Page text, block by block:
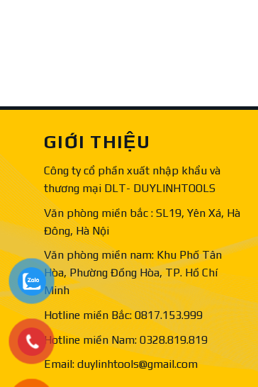
GIỚI THIỆU
Công ty cổ phần xuất nhập khẩu và
thương mại DLT- DUYLINHTOOLS
Văn phòng miền bắc : SL19, Yên Xá, Hà
Đông, Hà Nội
Văn phòng miền nam: Khu Phố Tân
Hòa, Phường Đồng Hòa, TP. Hồ Chí
Minh
Hotline miền Bắc: 0817.153.999
Hotline miền Nam: 0328.819.819
Email: duylinhtools@gmail.com